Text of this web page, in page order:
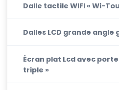
Dalle tactile WIFI « Wi-
Dalles LCD grande angle
Écran plat Lcd avec
triple »